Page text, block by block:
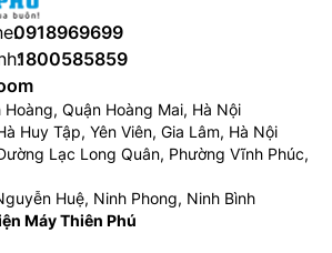
BTU (tương đương 1,5 HP hay 1,5
với phòng có diện tích từ 16m2 –
BTU (tương đương 2 HP hay 2
với phòng có diện tích 21m2 –
BTU (tương đương 2,5 HP hay
với phòng có diện tích 31m2 –
0918969699
1800585859
Quận Hoàng Mai, Hà Nội
Huy Tập, Yên Viên, Gia Lâm, Hà Nội
Lạc Long Quân, Phường Vĩnh Phúc,
Huệ, Ninh Phong, Ninh Bình
Máy Thiên Phú